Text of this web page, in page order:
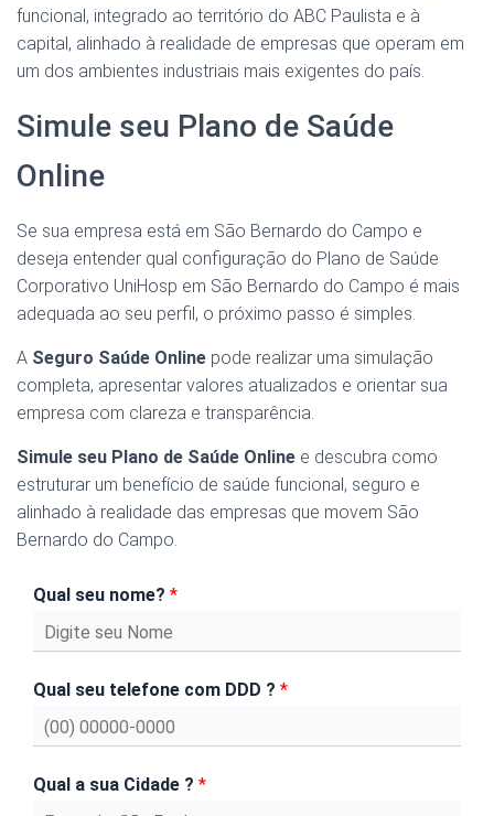
funcional, integrado ao território do ABC Paulista e à
capital, alinhado à realidade de empresas que operam em
um dos ambientes industriais mais exigentes do país.
Simule seu Plano de Saúde
Online
Se sua empresa está em São Bernardo do Campo e
deseja entender qual configuração do Plano de Saúde
Corporativo UniHosp em São Bernardo do Campo é mais
adequada ao seu perfil, o próximo passo é simples.
A Seguro Saúde Online pode realizar uma simulação
completa, apresentar valores atualizados e orientar sua
empresa com clareza e transparência.
Simule seu Plano de Saúde Online e descubra como
estruturar um benefício de saúde funcional, seguro e
alinhado à realidade das empresas que movem São
Bernardo do Campo.
Qual seu nome? *
Qual seu telefone com DDD ? *
Qual a sua Cidade ? *